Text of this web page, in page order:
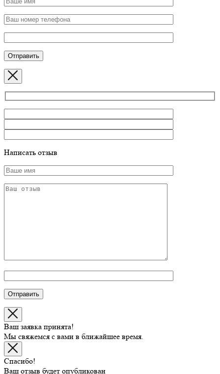
Написать отзыв
Ваш заявка принята!
Мы свяжемся с вами в ближайшее время.
Спасибо!
Ваш отзыв будет опубликован